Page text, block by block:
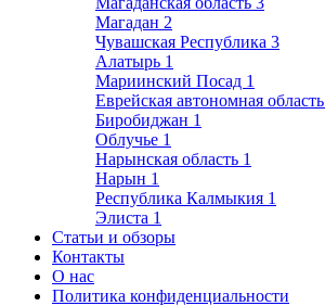
Магадан 2
Чувашская Республика 3
Алатырь 1
Мариинский Посад 1
Еврейская автономная область
Биробиджан 1
Облучье 1
Нарынская область 1
Нарын 1
Республика Калмыкия 1
Элиста 1
Статьи и обзоры
Контакты
О нас
Политика конфиденциальности